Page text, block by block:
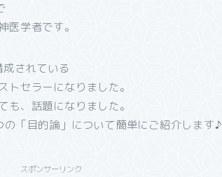
医学者です。
されている
トセラーになりました。
も、話題になりました。
「目的論」について簡単にご紹介します♪
スポンサーリンク